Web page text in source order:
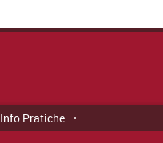
Info Pratiche